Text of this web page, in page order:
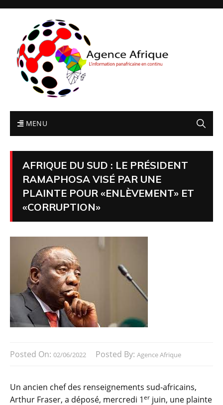
MENU
AFRIQUE DU SUD : LE PRÉSIDENT
RAMAPHOSA VISÉ PAR UNE
PLAINTE POUR «ENLÈVEMENT» ET
«CORRUPTION»
Posted On: 02/06/2022 Posted By: Agence Afrique
Un ancien chef des renseignements sud-africains,
Arthur Fraser, a déposé, mercredi 1er juin, une plainte